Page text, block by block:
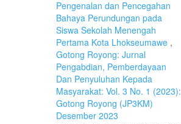
Pengenalan dan Pencegahan
Bahaya Perundungan pada
Siswa Sekolah Menengah
Pertama Kota Lhokseumawe ,
Gotong Royong: Jurnal
Pengabdian, Pemberdayaan
Dan Penyuluhan Kepada
Masyarakat: Vol. 3 No. 1 (2023):
Gotong Royong (JP3KM)
Desember 2023